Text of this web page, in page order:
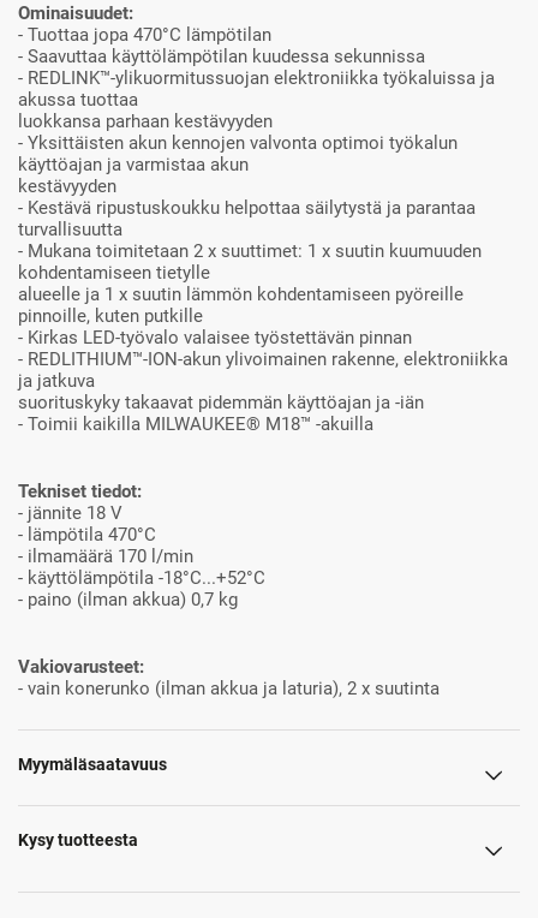
Ominaisuudet:
- Tuottaa jopa 470°C lämpötilan
- Saavuttaa käyttölämpötilan kuudessa sekunnissa
- REDLINK™-ylikuormitussuojan elektroniikka työkaluissa ja
akussa tuottaa
luokkansa parhaan kestävyyden
- Yksittäisten akun kennojen valvonta optimoi työkalun
käyttöajan ja varmistaa akun
kestävyyden
- Kestävä ripustuskoukku helpottaa säilytystä ja parantaa
turvallisuutta
- Mukana toimitetaan 2 x suuttimet: 1 x suutin kuumuuden
kohdentamiseen tietylle
alueelle ja 1 x suutin lämmön kohdentamiseen pyöreille
pinnoille, kuten putkille
- Kirkas LED-työvalo valaisee työstettävän pinnan
- REDLITHIUM™-ION-akun ylivoimainen rakenne, elektroniikka
ja jatkuva
suorituskyky takaavat pidemmän käyttöajan ja -iän
- Toimii kaikilla MILWAUKEE® M18™ -akuilla
Tekniset tiedot:
- jännite 18 V
- lämpötila 470°C
- ilmamäärä 170 l/min
- käyttölämpötila -18°C...+52°C
- paino (ilman akkua) 0,7 kg
Vakiovarusteet:
- vain konerunko (ilman akkua ja laturia), 2 x suutinta
Myymäläsaatavuus
Kysy tuotteesta